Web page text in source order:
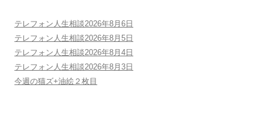
テレフォン人生相談2026年8月6日
テレフォン人生相談2026年8月5日
テレフォン人生相談2026年8月4日
テレフォン人生相談2026年8月3日
今週の猫ズ+油絵２枚目